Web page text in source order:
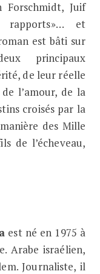
Forschmidt, Juif
rapports»… et
est bâti sur
principaux
de leur réelle
l’amour, de la
croisés par la
des Mille
de l’écheveau,
est né en 1975 à
Arabe israélien,
Journaliste, il